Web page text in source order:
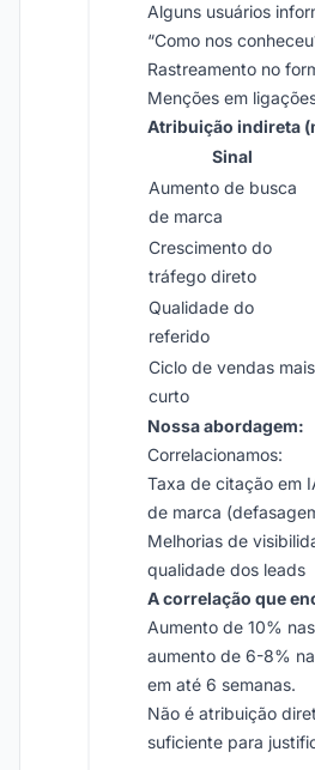
Alguns usuários
“Como nos
Rastreamento no
Menções em
Atribuição indireta
Sinal
Aumento de busca
de marca
Crescimento do
tráfego direto
Qualidade do
referido
Ciclo de vendas mais
curto
Nossa abordagem:
Correlacionamos:
Taxa de citação em
de marca
Melhorias de
qualidade dos leads
A correlação que
Aumento de 10%
aumento de 6-8%
em até 6 semanas.
Não é atribuição
suficiente para